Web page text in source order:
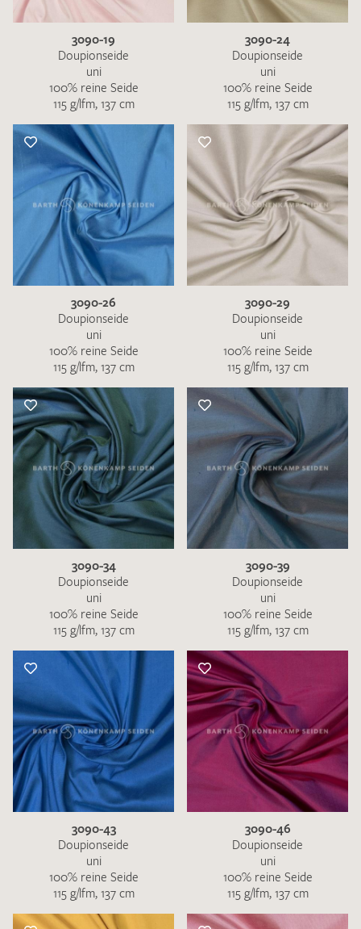
3090-19
Doupionseide
uni
100% reine Seide
115 g/lfm, 137 cm
3090-24
Doupionseide
uni
100% reine Seide
115 g/lfm, 137 cm
3090-26
Doupionseide
uni
100% reine Seide
115 g/lfm, 137 cm
3090-29
Doupionseide
uni
100% reine Seide
115 g/lfm, 137 cm
3090-34
Doupionseide
uni
100% reine Seide
115 g/lfm, 137 cm
3090-39
Doupionseide
uni
100% reine Seide
115 g/lfm, 137 cm
3090-43
Doupionseide
uni
100% reine Seide
115 g/lfm, 137 cm
3090-46
Doupionseide
uni
100% reine Seide
115 g/lfm, 137 cm